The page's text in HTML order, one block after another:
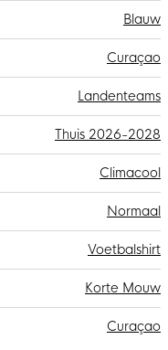
Blauw
Curaçao
Landenteams
Thuis 2026-2028
Climacool
Normaal
Voetbalshirt
Korte Mouw
Curaçao